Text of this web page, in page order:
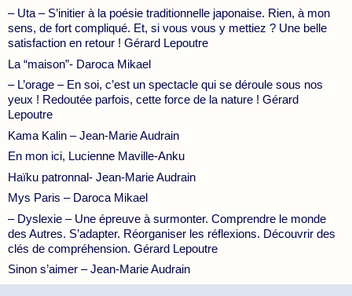
– Uta – S’initier à la poésie traditionnelle japonaise. Rien, à mon
sens, de fort compliqué. Et, si vous vous y mettiez ? Une belle
satisfaction en retour ! Gérard Lepoutre
La “maison”- Daroca Mikael
– L’orage – En soi, c’est un spectacle qui se déroule sous nos
yeux ! Redoutée parfois, cette force de la nature ! Gérard
Lepoutre
Kama Kalin – Jean-Marie Audrain
En mon ici, Lucienne Maville-Anku
Haïku patronnal- Jean-Marie Audrain
Mys Paris – Daroca Mikael
– Dyslexie – Une épreuve à surmonter. Comprendre le monde
des Autres. S’adapter. Réorganiser les réflexions. Découvrir des
clés de compréhension. Gérard Lepoutre
Sinon s’aimer – Jean-Marie Audrain